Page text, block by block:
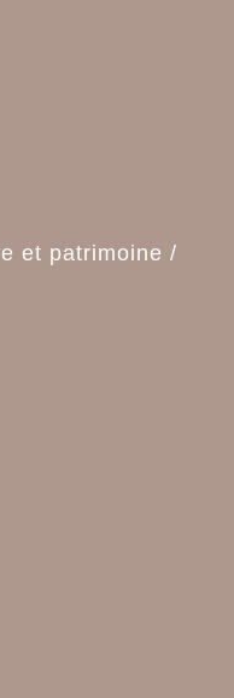
et patrimoine /